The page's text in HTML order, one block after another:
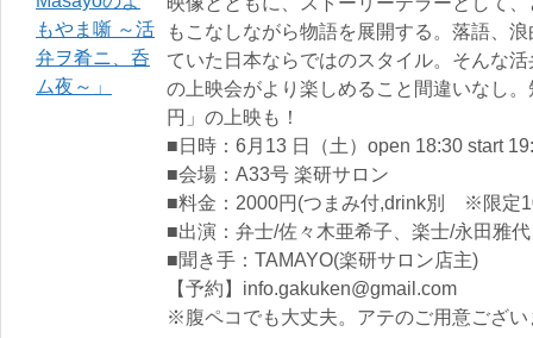
もこなしながら物語を展開する。落語、
ていた日本ならではのスタイル。そんな
の上映会がより楽しめること間違いなし
円」の上映も！
■日時：6月13 日（土）open 18:30 start
■会場：A33号 楽研サロン
■料金：2000円(つまみ付,drink別 ※限定
■出演：弁士/佐々木亜希子、楽士/永田雅代
■聞き手：TAMAYO(楽研サロン店主)
【予約】info.gakuken@gmail.com
※腹ペコでも大丈夫。アテのご用意ござ